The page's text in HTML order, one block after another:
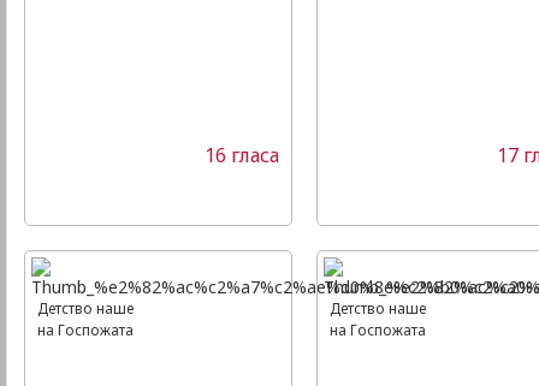
16 гласа 17
Детство наше
на Госпожата
Детство наше
на Госпожата